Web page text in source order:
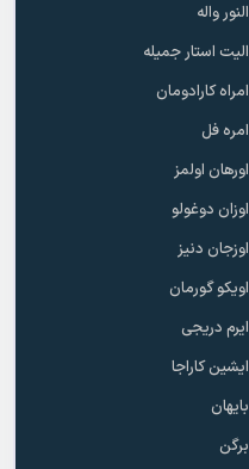
النور واله
الیت استار جمیله
امراه کارادومان
امره فل
اورهان اولمز
اوزان دوغولو
اوزجان دنیز
اویکو گورمان
ایرم دریجی
ایشین کاراجا
بایهان
برگن